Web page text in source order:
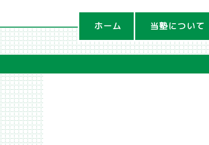
ホーム 当塾について